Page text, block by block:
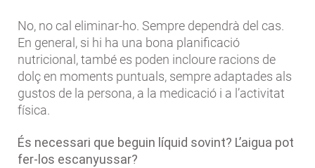
No, no cal eliminar-ho. Sempre dependrà del cas.
En general, si hi ha una bona planificació
nutricional, també es poden incloure racions de
dolç en moments puntuals, sempre adaptades als
gustos de la persona, a la medicació i a l’activitat
física.
És necessari que beguin líquid sovint? L’aigua pot
fer-los escanyussar?